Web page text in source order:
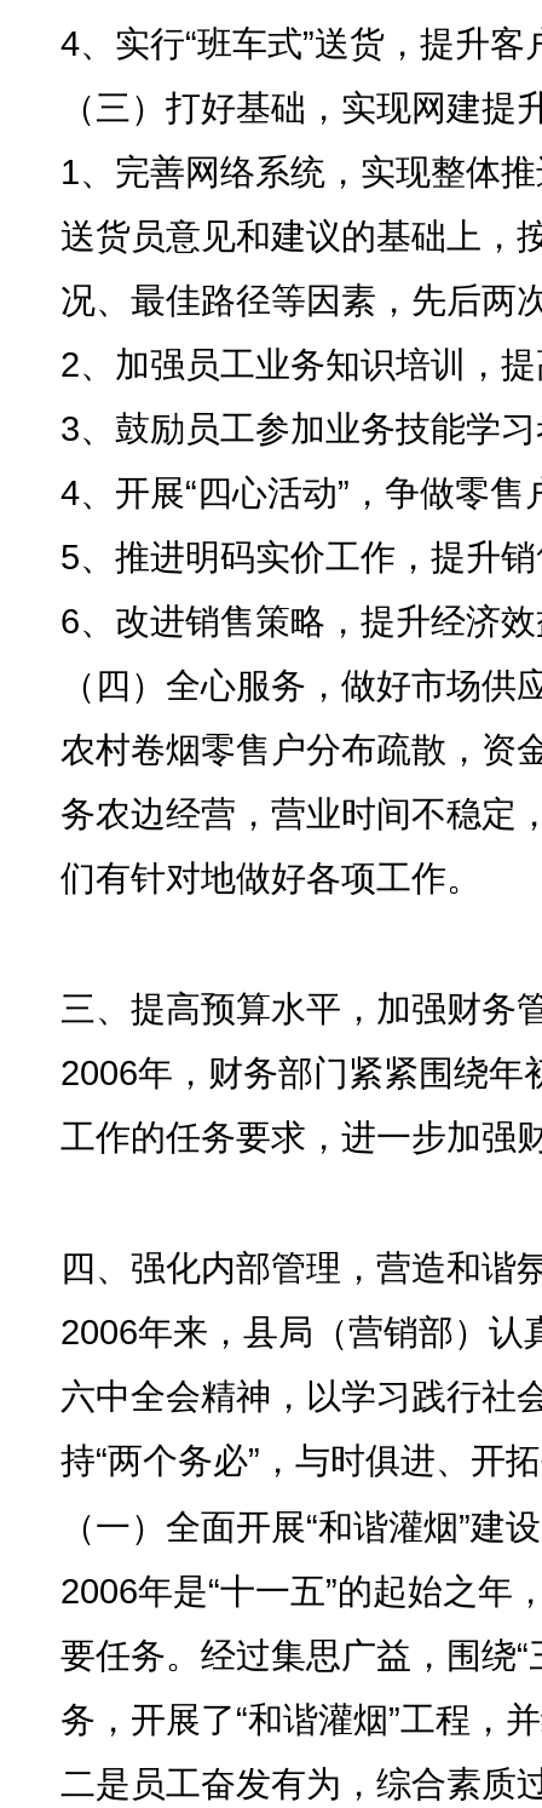
4、实行“班车式”送货 ， 提升客
（三）打好基础 ， 实现网建提
1、完善网络系统 ， 实现整体
送货员意见和建议的基础上，
况、最佳路径等因素 ， 先后两
2、加强员工业务知识培训
，
3、鼓励员工参加业务技能学
4、开展“四心活动” ， 争做零售
5、推进明码实价工作 ， 提升
6、改进销售策略 ， 提升经济
（四）全心服务 ， 做好市场供
农村卷烟零售户分布疏散 ， 资
务农边经营 ， 营业时间不稳定
们有针对地做好各项工作。
三、提高预算水平 ， 加强财务
2006年 ， 财务部门紧紧围绕年
工作的任务要求 ， 进一步加强
四、强化内部管理 ， 营造和谐
2006年来 ， 县局（营销部）认
六中全会精神，以学习践行社
持“两个务必” ， 与时俱进、开
（一）全面开展“和谐灌烟”建设
2006年是“十一五”的起始之年
要任务。经过集思广益 ， 围绕
务 ， 开展了“和谐灌烟”工程，
二是员工奋发有为，综合素质